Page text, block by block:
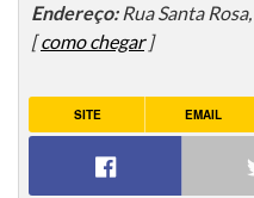
Endereço: Rua Santa
[como chegar]
SITE EMAIL